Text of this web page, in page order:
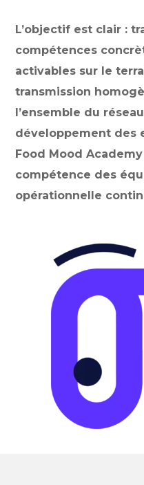
L’objectif est clair :
compétences
activables sur le
transmission
l’ensemble du
développement des
Food Mood
compétence des
opérationnelle